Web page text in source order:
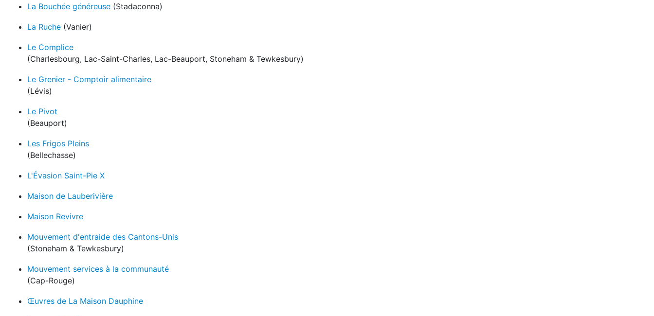
La Bouchée généreuse (Stadaconna)
La Ruche (Vanier)
Le Complice
(Charlesbourg, Lac-Saint-Charles, Lac-Beauport, Stoneham & Tewkesbury)
Le Grenier - Comptoir alimentaire
(Lévis)
Le Pivot
(Beauport)
Les Frigos Pleins
(Bellechasse)
L'Évasion Saint-Pie X
Maison de Lauberivière
Maison Revivre
Mouvement d'entraide des Cantons-Unis
(Stoneham & Tewkesbury)
Mouvement services à la communauté
(Cap-Rouge)
Œuvres de La Maison Dauphine